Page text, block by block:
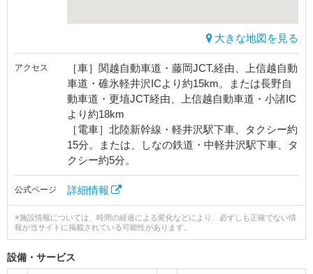
大きな地図を見る
アクセス
［車］関越自動車道・藤岡JCT.経由、上信越自動
車道・碓氷軽井沢ICより約15km。または長野自
動車道・更埴JCT経由、上信越自動車道・小諸IC
より約18km
［電車］北陸新幹線・軽井沢駅下車、タクシー約
15分。または、しなの鉄道・中軽井沢駅下車、タ
クシー約5分。
公式ページ 詳細情報
※施設情報については、時間の経過による変化などにより、必ずしも正確でない情
報が当サイトに掲載されている可能性があります。
設備・サービス